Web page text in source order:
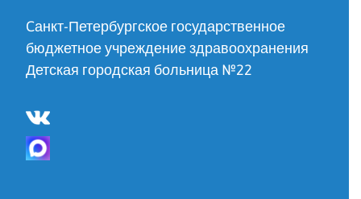
Cанкт-Петербургское государственное
бюджетное учреждение здравоохранения
Детская городская больница №22